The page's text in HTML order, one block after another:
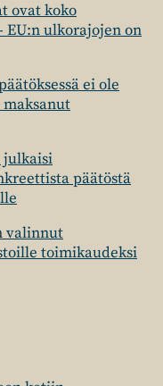
ovat koko
EU:n ulkorajojen on
ei ole
julkaisi
päätöstä
valinnut
toimikaudeksi